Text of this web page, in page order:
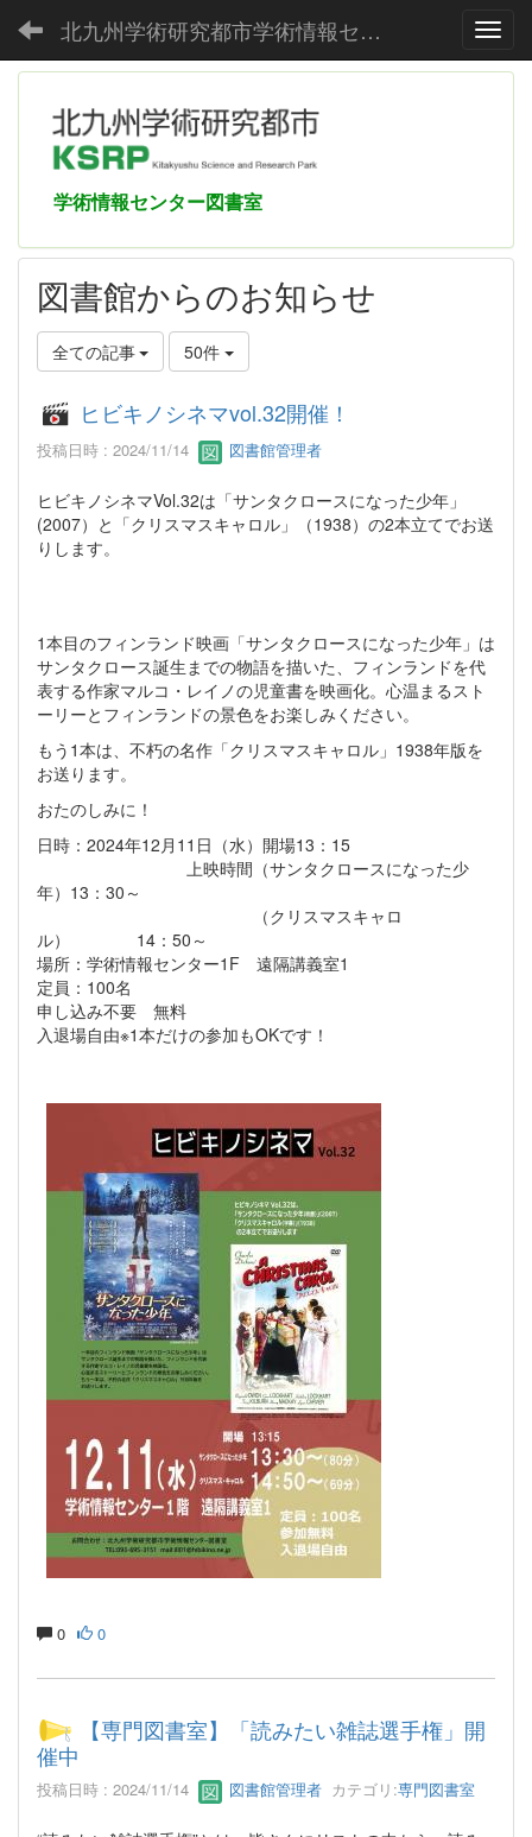
北九州学術研究都市学術情報センター
学術情報センター図書室
図書館からのお知らせ
全ての記事 50件
ヒビキノシネマvol.32開催！
投稿日時 : 2024/11/14 図書館管理者
ヒビキノシネマVol.32は「サンタクロースになった少年」
(2007）と「クリスマスキャロル」（1938）の2本立てでお送
りします。
1本目のフィンランド映画「サンタクロースになった少年」は
サンタクロース誕生までの物語を描いた、フィンランドを代
表する作家マルコ・レイノの児童書を映画化。心温まるスト
ーリーとフィンランドの景色をお楽しみください。
もう1本は、不朽の名作「クリスマスキャロル」1938年版を
お送ります。
おたのしみに！
日時：2024年12月11日（水）開場13：15
上映時間（サンタクロースになった少
年）13：30～
（クリスマスキャロ
ル） 14：50～
場所：学術情報センター1F 遠隔講義室1
定員：100名
申し込み不要 無料
入退場自由※1本だけの参加もOKです！
0 0
【専門図書室】「読みたい雑誌選手権」開
催中
投稿日時 : 2024/11/14 図書館管理者 カテゴリ:専門図書室